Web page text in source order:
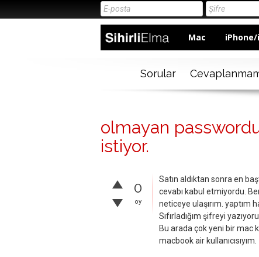
Mac
Sorular
olmayan passwordu
istiyor.
0
oy
Satın aldıktan sonra en
cevabı kabul etmiyordu.
neticeye ulaşırım. yaptım
Sıfırladığım şifreyi
Bu arada çok yeni bir mac
macbook air kullanıcısıyım.